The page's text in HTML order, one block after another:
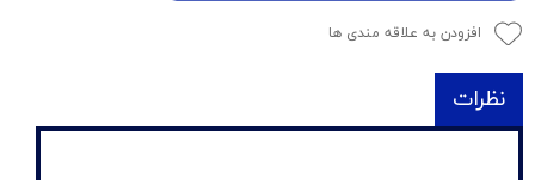
افزودن به علاقه مندی ها
نظرات